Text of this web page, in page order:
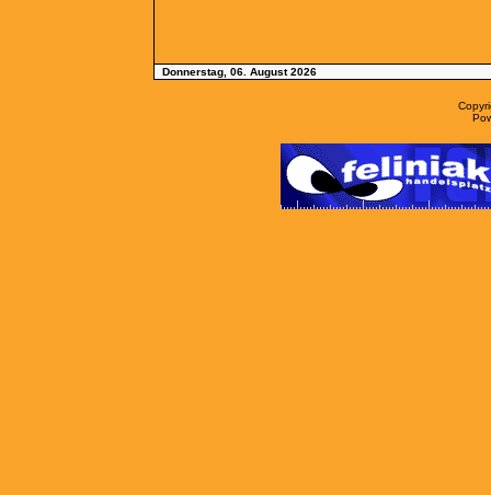
Donnerstag, 06. August 2026